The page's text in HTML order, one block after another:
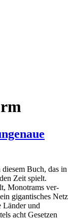
Buch, das in
Zeit spielt.
Monotrams ver­
gigan­ti­sches Netz
Länder und
acht Gesetzen